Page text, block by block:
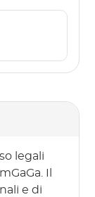
legali
Il
e di